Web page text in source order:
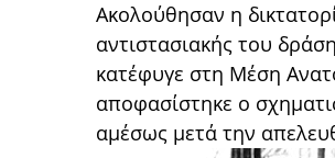
Ακολούθησαν η
αντιστασιακής του
κατέφυγε στη Μέση
αποφασίστηκε ο
αμέσως μετά την